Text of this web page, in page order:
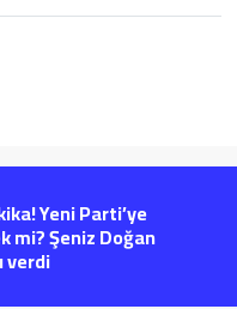
Yeni Parti’ye
mi? Şeniz Doğan
verdi